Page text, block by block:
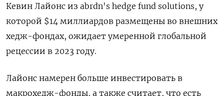
Кевин Лайонс из abrdn's hedge fund solutions, у
которой $14 миллиардов размещены во внешних
хедж-фондах, ожидает умеренной глобальной
рецессии в 2023 году.
Лайонс намерен больше инвестировать в
макрохедж-фонды, а также считает, что есть